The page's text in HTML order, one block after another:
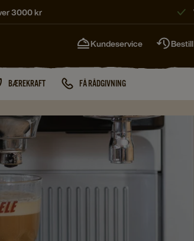
3000 kr
Kundeservice
BÆREKRAFT FÅ RÅDGIVNING